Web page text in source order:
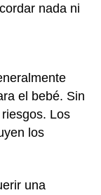
nada ni
el bebé. Sin
Los
los
una